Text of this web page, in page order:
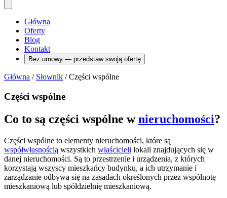
Główna
Oferty
Blog
Kontakt
Bez umowy — przedstaw swoją ofertę
Główna / Słownik / Części wspólne
Części wspólne
Co to są części wspólne wnieruchomości?
Części wspólne to elementy nieruchomości, które są
współwłasnością wszystkich właścicieli lokali znajdujących się w
danej nieruchomości. Są to przestrzenie i urządzenia, z których
korzystają wszyscy mieszkańcy budynku, a ich utrzymanie i
zarządzanie odbywa się na zasadach określonych przez wspólnotę
mieszkaniową lub spółdzielnię mieszkaniową.